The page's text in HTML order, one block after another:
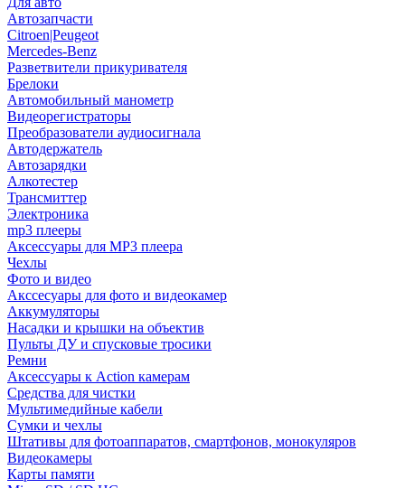
Автозапчасти
Citroen|Peugeot
Mercedes-Benz
Разветвители прикуривателя
Брелоки
Автомобильный манометр
Видеорегистраторы
Преобразователи аудиосигнала
Автодержатель
Автозарядки
Алкотестер
Трансмиттер
Электроника
mp3 плееры
Аксессуары для MP3 плеера
Чехлы
Фото и видео
Акссесуары для фото и видеокамер
Аккумуляторы
Насадки и крышки на объектив
Пульты ДУ и спусковые тросики
Ремни
Аксессуары к Action камерам
Средства для чистки
Мультимедийные кабели
Сумки и чехлы
Штативы для фотоаппаратов, смартфонов, монокуляров
Видеокамеры
Карты памяти